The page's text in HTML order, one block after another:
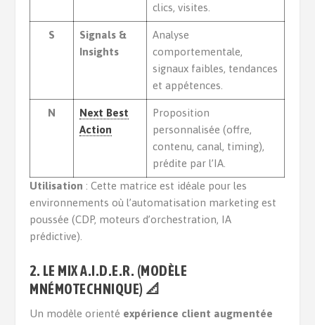
clics, visites.
S
Signals &
Insights
Analyse
comportementale,
signaux faibles, tendances
et appétences.
N
Next Best
Action
Proposition
personnalisée (offre,
contenu, canal, timing),
prédite par l’IA.
Utilisation : Cette matrice est idéale pour les
environnements où l’automatisation marketing est
poussée (CDP, moteurs d’orchestration, IA
prédictive).
2. LE MIX A.I.D.E.R. (MODÈLE
MNÉMOTECHNIQUE) 📐
Un modèle orienté expérience client augmentée